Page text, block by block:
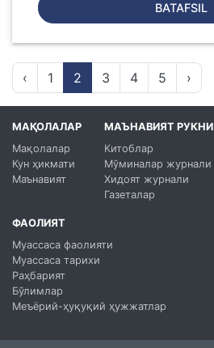
BATAFSIL
‹ 1 2 3 4 5 ›
МАҚОЛАЛАР
Мақолалар
Кун ҳикмати
Маънавият
МАЪНАВИЯТ РУКНИ
Китоблар
Мўминалар журнали
Хидоят журнали
Газеталар
ФАОЛИЯТ
Муассаса фаолияти
Муассаса тарихи
Раҳбарият
Бўлимлар
Меъёрий-ҳуқуқий ҳужжатлар